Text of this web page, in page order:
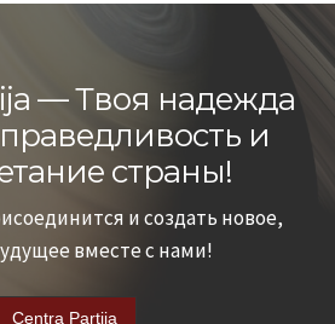
— Твоя надежда
и
страны!
и создать новое,
вместе с нами!
Centra Partija